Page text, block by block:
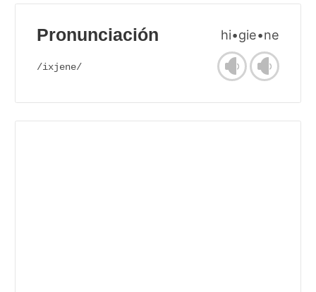
Pronunciación hi•gie•ne
/ixjene/